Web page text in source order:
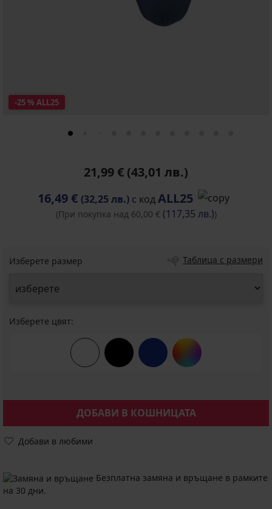
-25 % ALL25
21,99 € (43,01 лв.)
16,49 € (32,25 лв.) с кодALL25
(При покупка над 60,00 € (117,35 лв.))
Изберете размер Таблица с размери
Изберете цвят:
ДОБАВИ В КОШНИЦАТА
Добави в любими
Безплатна замяна и връщане в рамките
на 30 дни.